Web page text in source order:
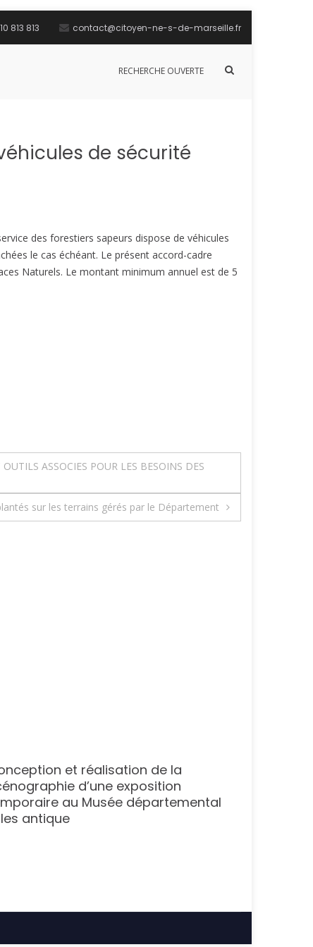
813 813 contact@citoyen-ne-s-de-marseille.fr
RECHERCHE OUVERTE
Afficher
de sécurité
des forestiers sapeurs dispose de véhicules
le cas échéant. Le présent accord-cadre
Naturels. Le montant minimum annuel est de 5
ASSOCIES POUR LES BESOINS DES
sur les terrains gérés par le Département
et réalisation de la
d’une exposition
au Musée départemental
antique